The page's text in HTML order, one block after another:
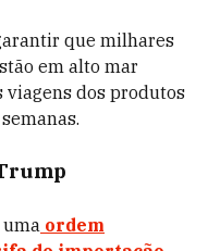
que milhares
em alto mar
viagens dos produtos
ordem